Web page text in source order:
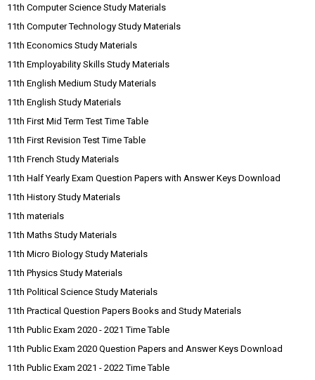
11th Computer Science Study Materials
11th Computer Technology Study Materials
11th Economics Study Materials
11th Employability Skills Study Materials
11th English Medium Study Materials
11th English Study Materials
11th First Mid Term Test Time Table
11th First Revision Test Time Table
11th French Study Materials
11th Half Yearly Exam Question Papers with Answer Keys Download
11th History Study Materials
11th materials
11th Maths Study Materials
11th Micro Biology Study Materials
11th Physics Study Materials
11th Political Science Study Materials
11th Practical Question Papers Books and Study Materials
11th Public Exam 2020 - 2021 Time Table
11th Public Exam 2020 Question Papers and Answer Keys Download
11th Public Exam 2021 - 2022 Time Table